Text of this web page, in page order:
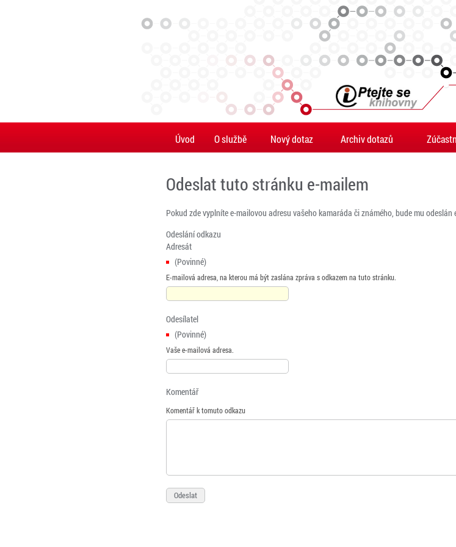
Úvod O službě Nový dotaz Archiv dotazů
Odeslat tuto stránku e-mailem
Pokud zde vyplníte e-mailovou adresu vašeho kamaráda či známého, bude mu
Odeslání odkazu
Adresát
(Povinné)
E-mailová adresa, na kterou má být zaslána zpráva s odkazem na tuto stránku.
Odesílatel
(Povinné)
Vaše e-mailová adresa.
Komentář
Komentář k tomuto odkazu